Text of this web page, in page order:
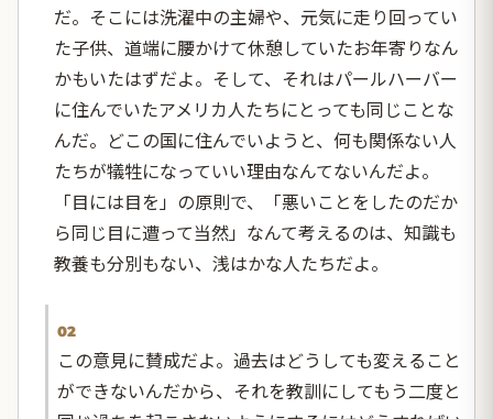
だ。そこには洗濯中の主婦や、元気に走り回ってい
た子供、道端に腰かけて休憩していたお年寄りなん
かもいたはずだよ。そして、それはパールハーバー
に住んでいたアメリカ人たちにとっても同じことな
んだ。どこの国に住んでいようと、何も関係ない人
たちが犠牲になっていい理由なんてないんだよ。
「目には目を」の原則で、「悪いことをしたのだか
ら同じ目に遭って当然」なんて考えるのは、知識も
教養も分別もない、浅はかな人たちだよ。
02
この意見に賛成だよ。過去はどうしても変えること
ができないんだから、それを教訓にしてもう二度と